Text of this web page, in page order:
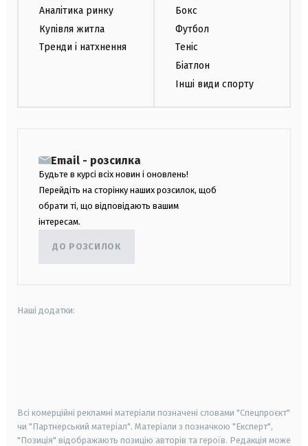
Аналітика ринку
Купівля житла
Тренди і натхнення
Бокс
Футбол
Теніс
Біатлон
Інші види спорту
Email - розсилка
Будьте в курсі всіх новин і оновлень!
Перейдіть на сторінку наших розсилок, щоб
обрати ті, що відповідають вашим
інтересам.
ДО РОЗСИЛОК
Наші додатки:
Всі комерційні рекламні матеріали позначені словами "Спецпроєкт"
чи "Партнерський матеріал". Матеріали з позначкою "Експерт",
"Позиція" відображають позицію авторів та героїв. Редакція може